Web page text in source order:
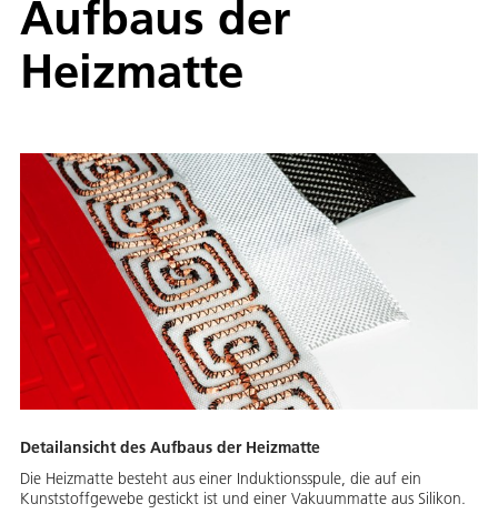
Aufbaus der
Heizmatte
Detailansicht des Aufbaus der Heizmatte
Die Heizmatte besteht aus einer Induktionsspule, die auf ein
Kunststoffgewebe gestickt ist und einer Vakuummatte aus Silikon.